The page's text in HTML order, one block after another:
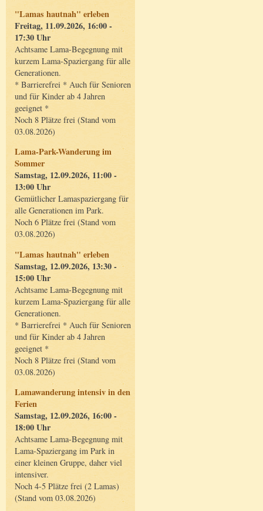
"Lamas hautnah" erleben
Freitag, 11.09.2026, 16:00 -
17:30 Uhr
Achtsame Lama-Begegnung mit
kurzem Lama-Spaziergang für alle
Generationen.
* Barrierefrei * Auch für Senioren
und für Kinder ab 4 Jahren
geeignet *
Noch 8 Plätze frei (Stand vom
03.08.2026)
Lama-Park-Wanderung im
Sommer
Samstag, 12.09.2026, 11:00 -
13:00 Uhr
Gemütlicher Lamaspaziergang für
alle Generationen im Park.
Noch 6 Plätze frei (Stand vom
03.08.2026)
"Lamas hautnah" erleben
Samstag, 12.09.2026, 13:30 -
15:00 Uhr
Achtsame Lama-Begegnung mit
kurzem Lama-Spaziergang für alle
Generationen.
* Barrierefrei * Auch für Senioren
und für Kinder ab 4 Jahren
geeignet *
Noch 8 Plätze frei (Stand vom
03.08.2026)
Lamawanderung intensiv in den
Ferien
Samstag, 12.09.2026, 16:00 -
18:00 Uhr
Achtsame Lama-Begegnung mit
Lama-Spaziergang im Park in
einer kleinen Gruppe, daher viel
intensiver.
Noch 4-5 Plätze frei (2 Lamas)
(Stand vom 03.08.2026)